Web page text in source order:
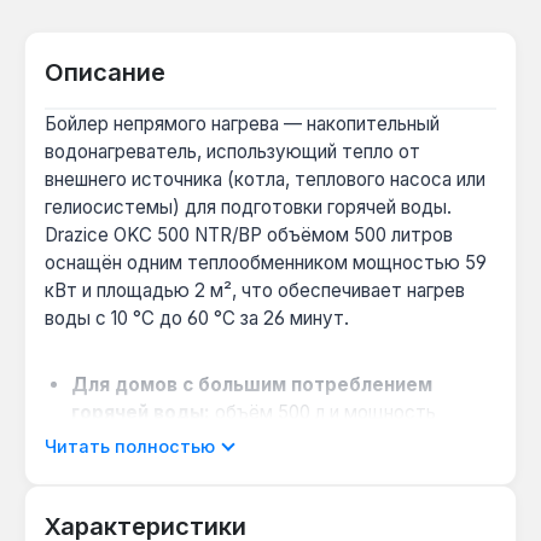
Описание
Бойлер непрямого нагрева — накопительный
водонагреватель, использующий тепло от
внешнего источника (котла, теплового насоса или
гелиосистемы) для подготовки горячей воды.
Drazice OKC 500 NTR/BP объёмом 500 литров
оснащён одним теплообменником мощностью 59
кВт и площадью 2 м², что обеспечивает нагрев
воды с 10 °C до 60 °C за 26 минут.
Для домов с большим потреблением
горячей воды:
объём 500 л и мощность
теплообменника 59 кВт позволяют
3-4 санузлами.
Читать полностью
Характеристики